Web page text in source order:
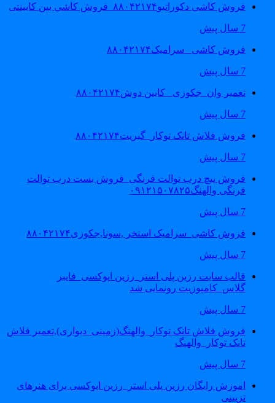
فروش کاشی دکوراتیو۸۸۰۴۲۱۷۴_فروش کاشی بین کابینتی
فروش کاشی _سرامیک۸۸۰۴۲۱۷۴
تعمیر وان_جکوزی_ کابین دوش۸۸۰۴۲۱۷۴
فروش فلاش تانک توکار_گبریت۸۸۰۴۲۱۷۴
فروش پیچ درب توالت فرنگی_فروش بست درب توالت
فرنگی والهنگ۰۹۱۲۱۵۰۷۸۲۵
فروش کاشی_سرامیک استخر ,سونا,جکوزی۸۸۰۴۲۱۷۴
قالب سایت رزین پلی استر_رزین اپوکسی_فایبر
گلاس_کامپوزیت رونمایی شد
فروش فلاش تانک توکار_والهنگ(زمینی_دیواری),تعمیر فلاش
تانک توکار_والهنگ
اموزش رایگان رزین پلی استر_رزین اپوکسی برای هنرهای
تزیینی